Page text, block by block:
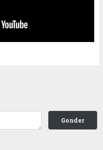
Gonder